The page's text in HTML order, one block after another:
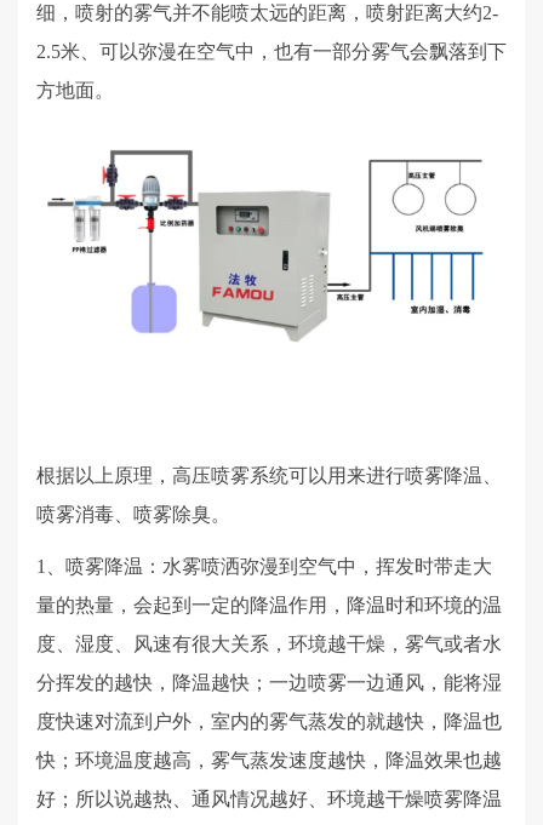
细，喷射的雾气并不能喷太远的距离，喷射距离大约2-
2.5米、可以弥漫在空气中，也有一部分雾气会飘落到下
方地面。
根据以上原理，高压喷雾系统可以用来进行喷雾降温、
喷雾消毒、喷雾除臭。
1、喷雾降温：水雾喷洒弥漫到空气中，挥发时带走大
量的热量，会起到一定的降温作用，降温时和环境的温
度、湿度、风速有很大关系，环境越干燥，雾气或者水
分挥发的越快，降温越快；一边喷雾一边通风，能将湿
度快速对流到户外，室内的雾气蒸发的就越快，降温也
快；环境温度越高，雾气蒸发速度越快，降温效果也越
好；所以说越热、通风情况越好、环境越干燥喷雾降温